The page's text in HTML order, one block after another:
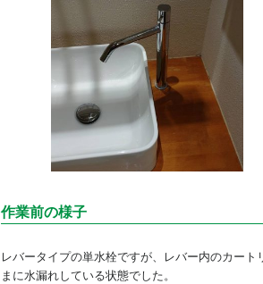
作業前の様子
レバータイプの単水栓ですが、レバー内のカー
まに水漏れしている状態でした。